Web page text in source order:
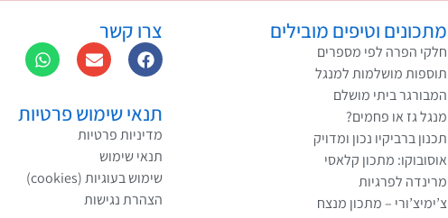
צרו קשר
תנאי שימוש פרטיות
מדיניות פרטיות
תנאי שימוש
שימוש בעוגיות (cookies)
הצהרת נגישות
מתכונים וטיפים מובילים
חלקי הפרה לפי מספרים
תוספות מושלמות למנגל
המבורגר ביתי מושלם
מנגל גז או פחמים?
תכנון ברביקיו נכון ומדויק
אוסובוקו: מתכון קלאסי
מרינדה לפרגיות
צ’ימיצ’ורי – מתכון מנצח